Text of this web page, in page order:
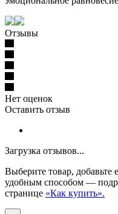
Отзывы
Нет оценок
Оставить отзыв
Загрузка отзывов...
Выберите товар, добавьте
удобным способом —
странице «Как купить».